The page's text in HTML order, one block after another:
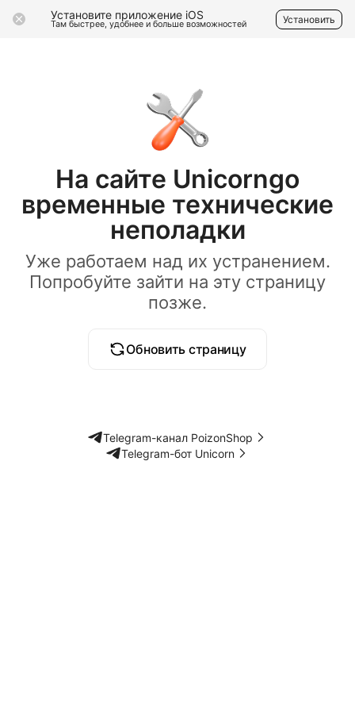
Установите приложение iOS
Там быстрее, удобнее и больше возможностей Установить
На сайте Unicorngo
временные технические
неполадки
Уже работаем над их устранением.
Попробуйте зайти на эту страницу
позже.
Обновить страницу
Telegram-канал PoizonShop
Telegram-бот Unicorn